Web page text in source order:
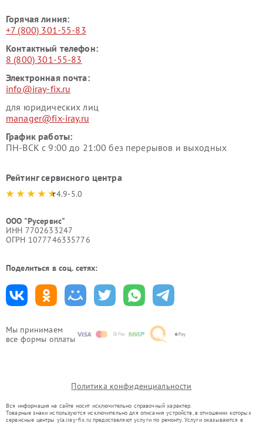
Мы принимаем
все формы оплаты
Горячая линия:
+7 (800) 301-55-83
Контактный телефон:
8 (800) 301-55-83
Электронная почта:
info@iray-fix.ru
для юридических лиц
manager@fix-iray.ru
График работы:
ПН-ВСК с 9:00 до 21:00 без перерывов и выходных
Рейтинг сервисного центра
4.9-5.0
ООО "Русервис"
ИНН 7702633247
ОГРН 1077746335776
Поделиться в соц. сетях:
Политика конфиденциальности
Вся информация на сайте носит исключительно справочный характер.
Товарные знаки используются исключительно для описания устройств, в отношении которых
сервисные центры yla.iray-fix.ru предоставляют услуги по ремонту. Услуги оказываются в